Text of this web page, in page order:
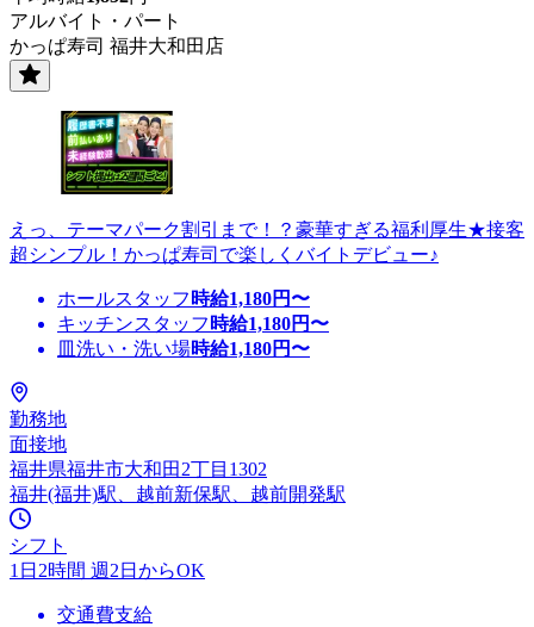
アルバイト・パート
かっぱ寿司 福井大和田店
えっ、テーマパーク割引まで！？豪華すぎる福利厚生★接客
超シンプル！かっぱ寿司で楽しくバイトデビュー♪
ホールスタッフ 時給1,180円〜
キッチンスタッフ 時給1,180円〜
皿洗い・洗い場時給1,180円〜
勤務地
面接地
福井県福井市大和田2丁目1302
福井(福井)駅、越前新保駅、越前開発駅
シフト
1日2時間 週2日からOK
交通費支給